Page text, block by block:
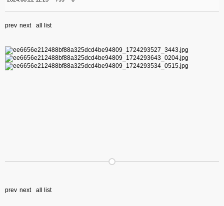
prev next all list
prev next all list